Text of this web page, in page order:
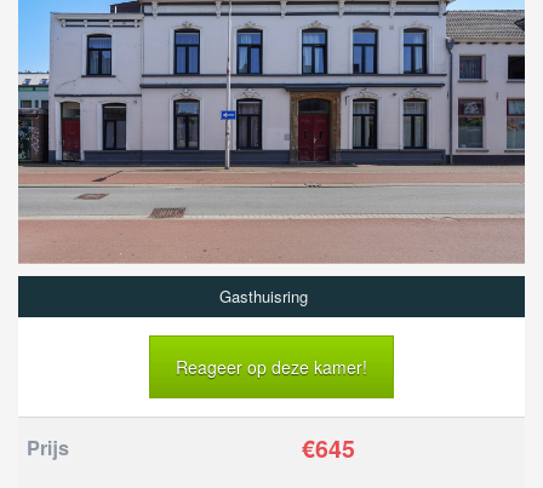
Gasthuisring
Reageer op deze kamer!
Prijs €645